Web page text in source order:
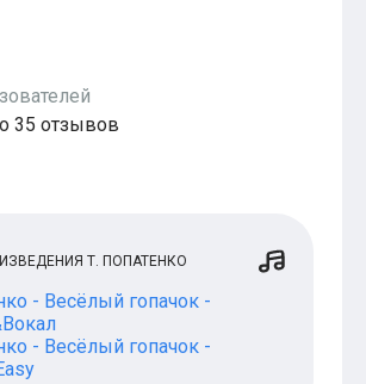
35 отзывов
Т. ПОПАТЕНКО
- Весёлый гопачок -
- Весёлый гопачок -